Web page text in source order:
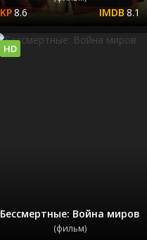
8.6 8.1
Бессмертные: Война миров
(фильм)
HD